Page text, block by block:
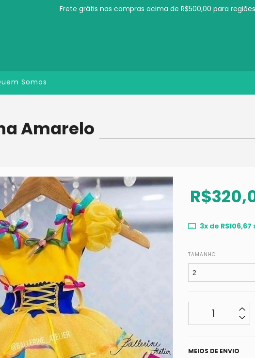
Frete grátis nas compras acima de R$500,00 para
Somos
Amarelo
3x de R$106,67
TAMANHO
MEIOS DE ENVIO